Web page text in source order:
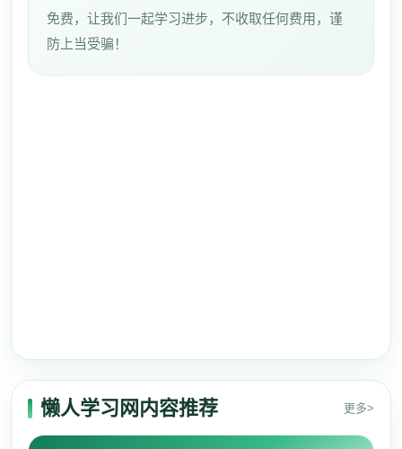
免费，让我们一起学习进步，不收取任何费用，谨
防上当受骗！
懒人学习网内容推荐 更多>